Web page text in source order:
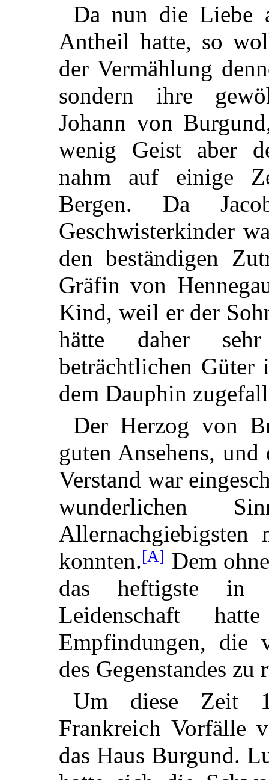
Da nun die Liebe
Antheil hatte, so
der Vermählung
sondern ihre
Johann von
wenig Geist aber
nahm auf einige
Bergen. Da
Geschwisterkinder
den beständigen
Gräfin von
Kind, weil er der
hätte daher
beträchtlichen
dem Dauphin
Der Herzog von
guten Ansehens,
Verstand war
wunderlichen
konnten.[A] Dem
das heftigste in
Leidenschaft
Empfindungen, die
des Gegenstandes zu
Um diese Zeit
Frankreich Vorfälle
das Haus Burgund.